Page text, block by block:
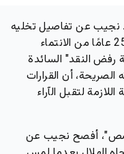
نجيب عن تفاصيل تخليه
عن تشجيع نادي الهلال السعودي بعد 25 عامًا من الانتماء
رفض النقد" السائدة
أن القرارات
لتقبل الآراء
أفصح نجيب عن